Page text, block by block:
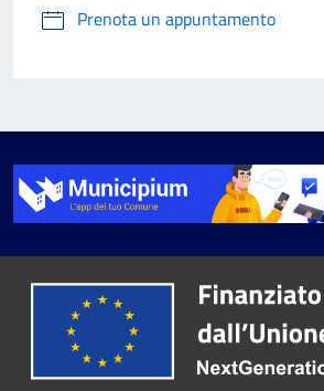
Prenota un appuntamento